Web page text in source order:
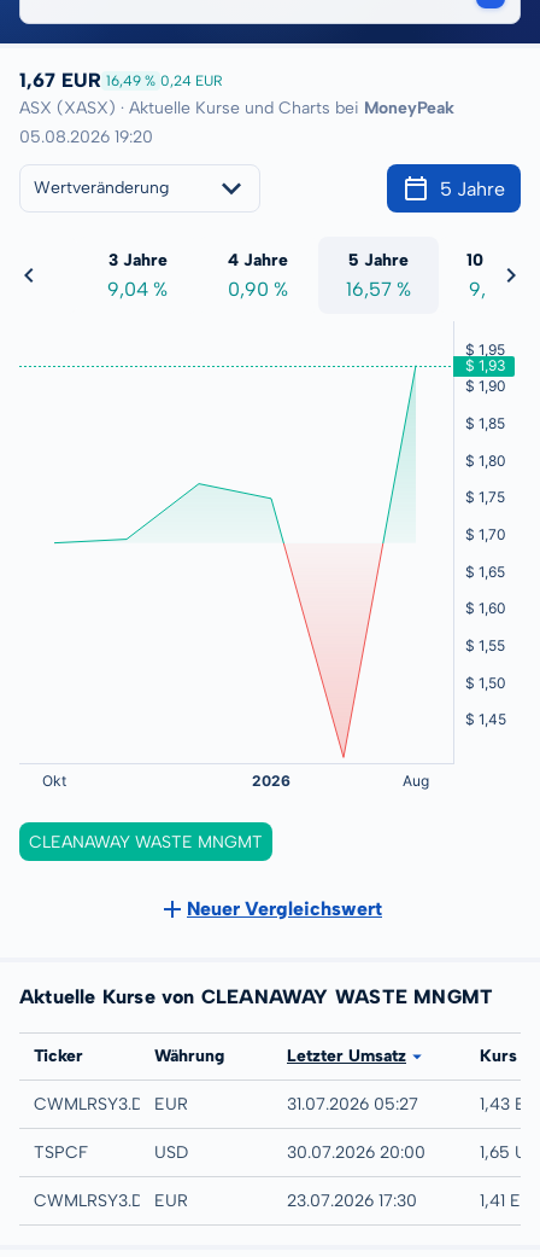
1,67 EUR 16,49 % 0,24 EUR
ASX (XASX) · Aktuelle Kurse und Charts bei MoneyPeak
05.08.2026 19:20
Wertveränderung 5 Jahre
%
3 Jahre
9,04 %
4 Jahre
0,90 %
5 Jahre
16,57 %
10 Jahre
9,85 %
CLEANAWAY WASTE MNGMT
Neuer Vergleichswert
Aktuelle Kurse von CLEANAWAY WASTE MNGMT
Börse
Ticker Währung Letzter Umsatz Kurs
Quotrix
CWMLRSY3.DUSD
EUR 31.07.2026 05:27 1,43
UTC
TSPCF USD 30.07.2026 20:00 1,65
Düsseldorf
CWMLRSY3.DUSB
EUR 23.07.2026 17:30 1,41